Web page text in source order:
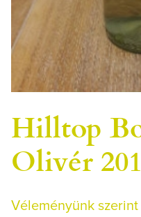
Hilltop
Olivér
Véleményünk szerint